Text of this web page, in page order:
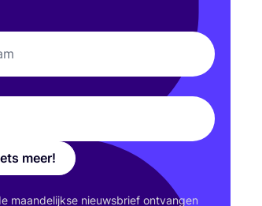
meer!
maan­de­lijk­se nieuws­brief ont­van­gen